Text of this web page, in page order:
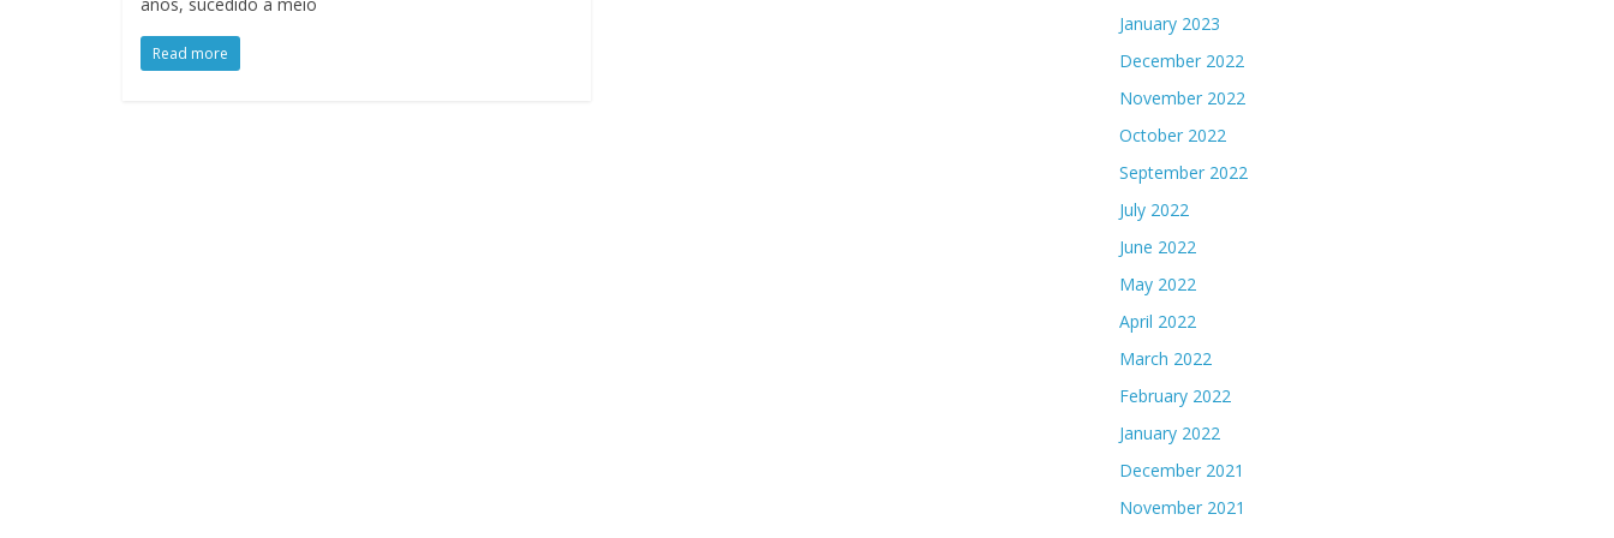
Read more
January 2023
December 2022
November 2022
October 2022
September 2022
July 2022
June 2022
May 2022
April 2022
March 2022
February 2022
January 2022
December 2021
November 2021